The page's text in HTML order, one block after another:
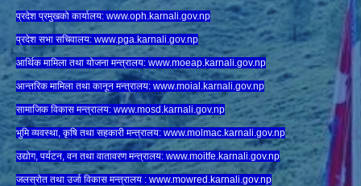
प्रदेश प्रमुखको कार्यालय: www.oph.karnali.gov.np
प्रदेश सभा सचिवालय: www.pga.karnali.gov.np
आर्थिक मामिला तथा योजना मन्त्रालय: www.moeap.karnali.gov.np
आन्तरिक मामिला तथा कानून मन्त्रालय: www.moial.karnali.gov.np
सामाजिक विकास मन्त्रालय: www.mosd.karnali.gov.np
भुमि व्यवस्था, कृषि तथा सहकारी मन्त्रालय: www.molmac.karnali.gov.np
उद्योग, पर्यटन, वन तथा वातावरण मन्त्रालय: www.moitfe.karnali.gov.np
जलस्रोत तथा उर्जा विकास मन्त्रालय : www.mowred.karnali.gov.np